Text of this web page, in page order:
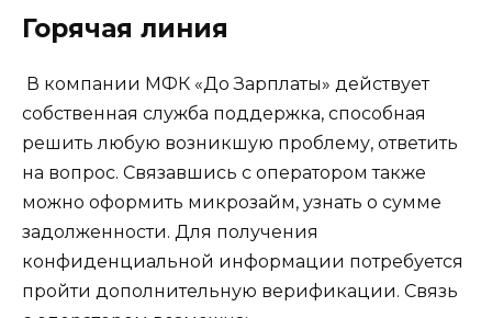
Горячая линия
В компании МФК «До Зарплаты» действует
собственная служба поддержка, способная
решить любую возникшую проблему, ответить
на вопрос. Связавшись с оператором также
можно оформить микрозайм, узнать о сумме
задолженности. Для получения
конфиденциальной информации потребуется
пройти дополнительную верификации. Связь